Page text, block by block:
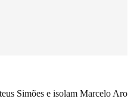
Simões e isolam Marcelo Aro